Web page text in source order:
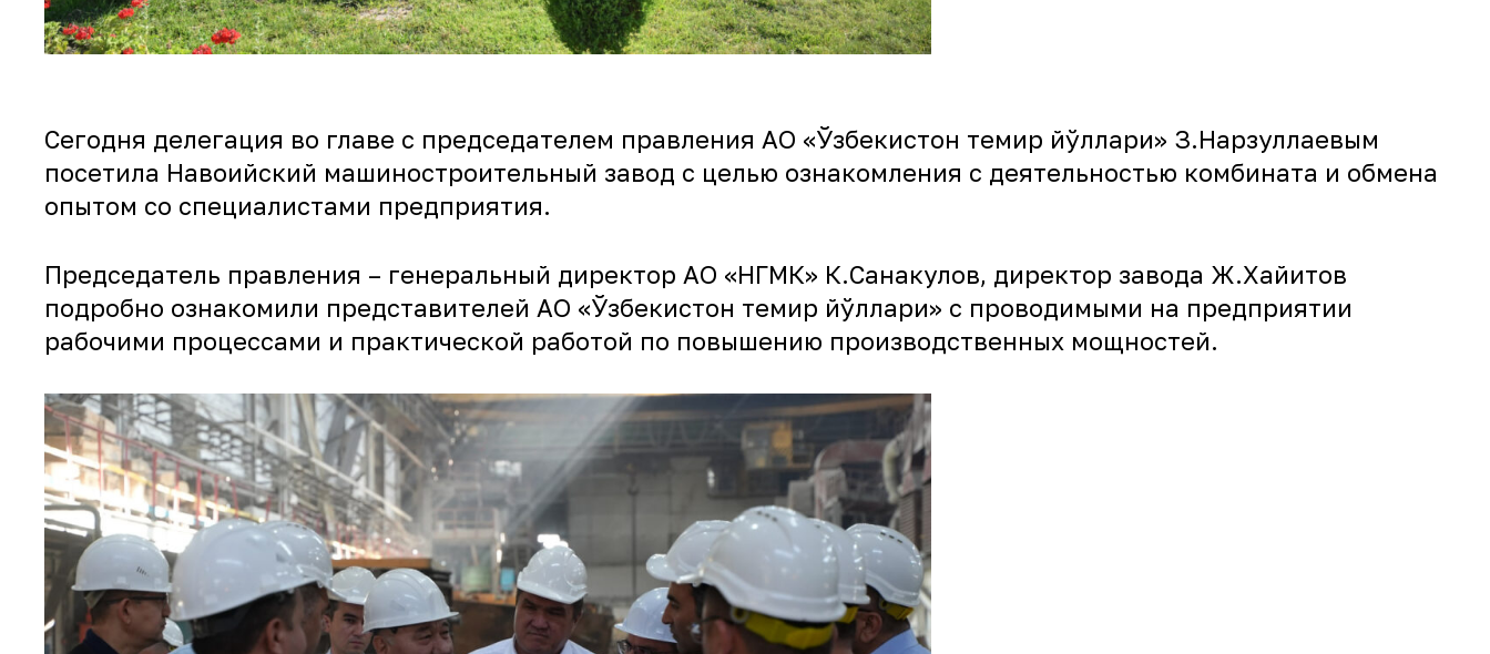
Сегодня делегация во главе с председателем правления АО «Ўзбекистон темир йўллари» З.Нарзуллаевым
посетила Навоийский машиностроительный завод с целью ознакомления с деятельностью комбината и обмена
опытом со специалистами предприятия.
Председатель правления – генеральный директор АО «НГМК» К.Санакулов, директор завода Ж.Хайитов
подробно ознакомили представителей АО «Ўзбекистон темир йўллари» с проводимыми на предприятии
рабочими процессами и практической работой по повышению производственных мощностей.